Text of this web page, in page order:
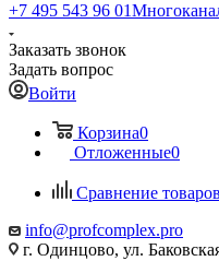
+7 495 543 96 01
Заказать звонок
Задать вопрос
Войти
Корзина0
Отложенные0
Сравнение товаров
info@profcomplex.pro
г. Одинцово, ул.